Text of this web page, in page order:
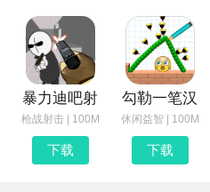
暴力迪吧射
枪战射击 | 100M
下载
勾勒一笔汉
休闲益智 | 100M
下载